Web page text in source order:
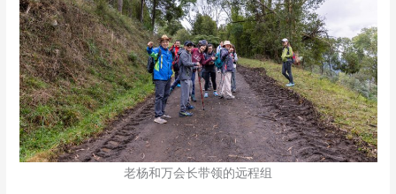
老杨和万会长带领的远程组